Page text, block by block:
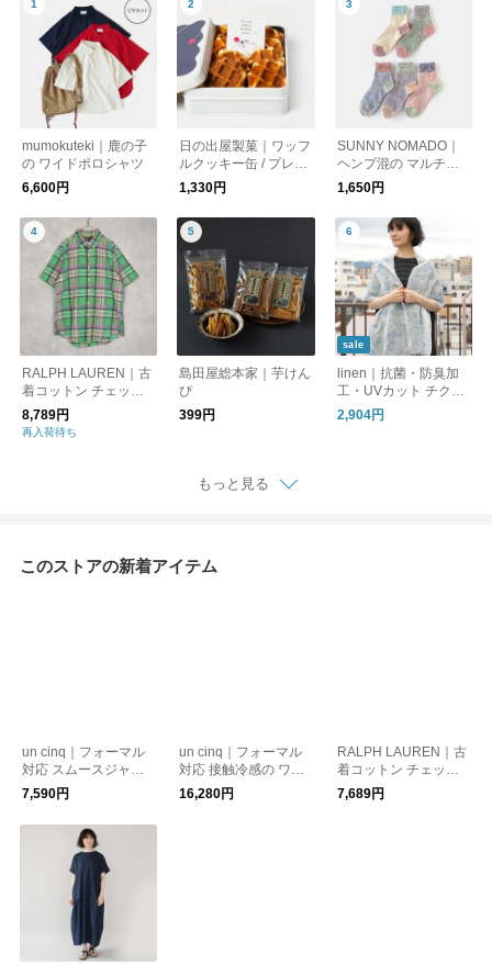
mumokuteki｜鹿の子
の ワイドポロシャツ
6,600円
日の出屋製菓｜ワッフ
ルクッキー缶 / プレー
ン・チーズ
1,330円
SUNNY NOMADO｜
ヘンプ混の マルチカ
ラーソックス
1,650円
RALPH LAUREN｜古
着コットン チェック
半袖シャツ24
8,789円
再入荷待ち
島田屋総本家｜芋けん
ぴ
399円
sale
linen｜抗菌・防臭加
工・UVカット チクチ
クしない麻ストール
2,904円
もっと見る
このストアの新着アイテム
un cinq｜フォーマル
対応 スムースジャー
ジーの ハーフスリー
ブプルオーバー
7,590円
un cinq｜フォーマル
対応 接触冷感の ワン
ピースドレス
16,280円
RALPH LAUREN｜古
着コットン チェック
シャツ131
7,689円